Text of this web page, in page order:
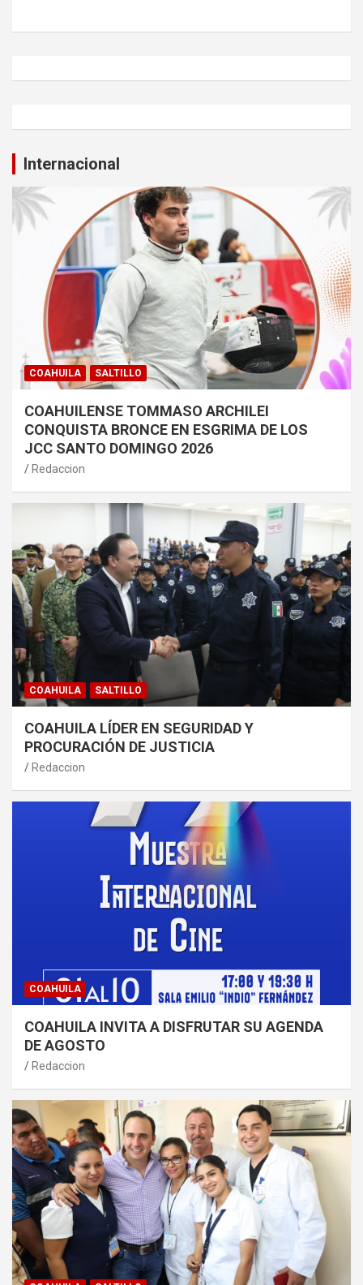
Internacional
COAHUILA SALTILLO
COAHUILENSE TOMMASO ARCHILEI
CONQUISTA BRONCE EN ESGRIMA DE LOS
JCC SANTO DOMINGO 2026
Redaccion
COAHUILA SALTILLO
COAHUILA LÍDER EN SEGURIDAD Y
PROCURACIÓN DE JUSTICIA
Redaccion
COAHUILA
COAHUILA INVITA A DISFRUTAR SU AGENDA
DE AGOSTO
Redaccion